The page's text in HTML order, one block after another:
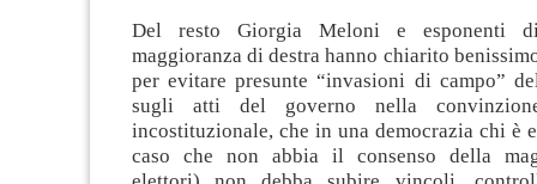
Del resto Giorgia Meloni e esponenti
maggioranza di destra hanno chiarito
per evitare presunte “invasioni di campo”
sugli atti del governo nella
incostituzionale, che in una democrazia chi è
caso che non abbia il consenso della